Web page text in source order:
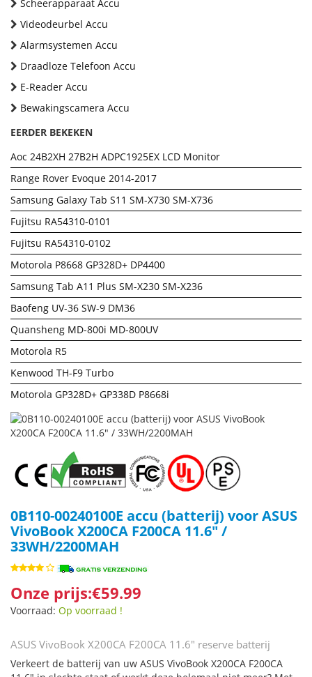
Scheerapparaat Accu
Videodeurbel Accu
Alarmsystemen Accu
Draadloze Telefoon Accu
E-Reader Accu
Bewakingscamera Accu
EERDER BEKEKEN
Aoc 24B2XH 27B2H ADPC1925EX LCD Monitor
Range Rover Evoque 2014-2017
Samsung Galaxy Tab S11 SM-X730 SM-X736
Fujitsu RA54310-0101
Fujitsu RA54310-0102
Motorola P8668 GP328D+ DP4400
Samsung Tab A11 Plus SM-X230 SM-X236
Baofeng UV-36 SW-9 DM36
Quansheng MD-800i MD-800UV
Motorola R5
Kenwood TH-F9 Turbo
Motorola GP328D+ GP338D P8668i
0B110-00240100E accu (batterij) voor ASUS
VivoBook X200CA F200CA 11.6" /
33WH/2200MAH
Onze prijs:€59.99
Voorraad: Op voorraad !
ASUS VivoBook X200CA F200CA 11.6" reserve batterij
Verkeert de batterij van uw ASUS VivoBook X200CA F200CA